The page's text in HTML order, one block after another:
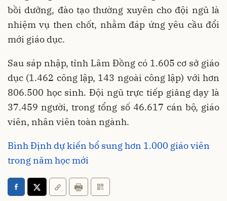
bồi dưỡng, đào tạo thường xuyên cho đội ngũ là
nhiệm vụ then chốt, nhằm đáp ứng yêu cầu đổi
mới giáo dục.
Sau sáp nhập, tỉnh Lâm Đồng có 1.605 cơ sở giáo
dục (1.462 công lập, 143 ngoài công lập) với hơn
806.500 học sinh. Đội ngũ trực tiếp giảng dạy là
37.459 người, trong tổng số 46.617 cán bộ, giáo
viên, nhân viên toàn ngành.
Bình Định dự kiến bổ sung hơn 1.000 giáo viên
trong năm học mới